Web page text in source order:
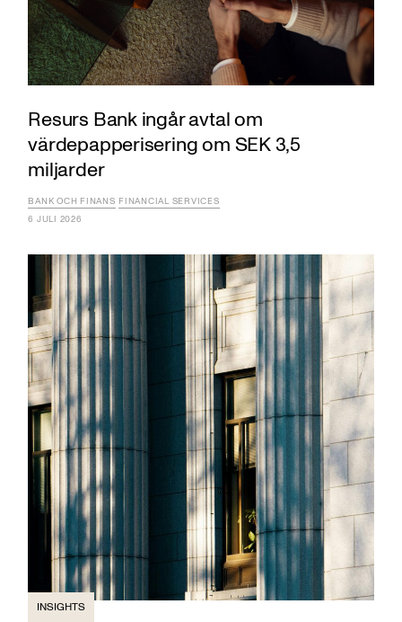
Resurs Bank ingår avtal om
värdepapperisering om SEK 3,5
miljarder
BANK OCH FINANS FINANCIAL SERVICES
6 JULI 2026
INSIGHTS